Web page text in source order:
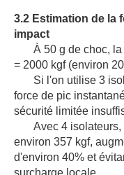
3.2 Estimation de la
impact
À 50 g de choc,
= 2000 kgf (environ
Si l'on utilise 3
force de pic
sécurité limitée
Avec 4
environ 357 kgf,
d'environ 40% et